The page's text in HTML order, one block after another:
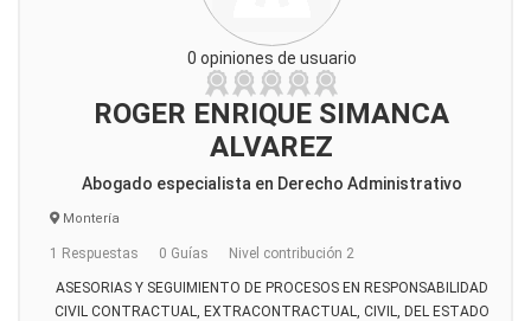
0 opiniones de usuario
ROGER ENRIQUE SIMANCA
ALVAREZ
Abogado especialista en Derecho Administrativo
Montería
1 Respuestas 0 Guías Nivel contribución 2
ASESORIAS Y SEGUIMIENTO DE PROCESOS EN RESPONSABILIDAD
CIVIL CONTRACTUAL, EXTRACONTRACTUAL, CIVIL, DEL ESTADO